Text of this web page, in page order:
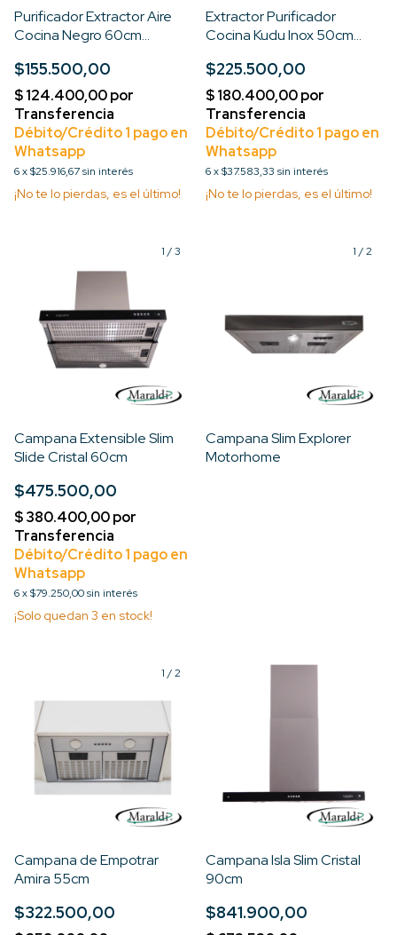
Purificador Extractor Aire
Cocina Negro 60cm
$155.500,00
6x$25.916,67sin interés
¡No te lo pierdas, es el último!
Extractor Purificador
Cocina Kudu Inox 50cm
$225.500,00
6x$37.583,33 sin interés
¡No te lo pierdas, es el último!
1 /3
Campana Extensible Slim
Slide Cristal 60cm
$475.500,00
6x$79.250,00sin interés
¡Solo quedan 3 en stock!
1 /2
Campana Slim Explorer
Motorhome
1 /2
Campana de Empotrar
Amira 55cm
$322.500,00
Campana Isla Slim Cristal
90cm
$841.900,00